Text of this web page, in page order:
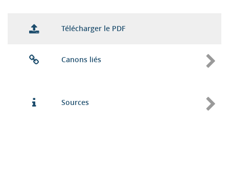
Télécharger le PDF
Canons liés
Sources